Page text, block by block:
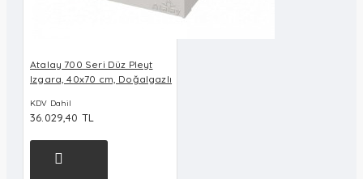
Atalay 700 Seri Düz Pleyt
Izgara, 40x70 cm, Doğalgazlı
KDV Dahil
36.029,40 TL